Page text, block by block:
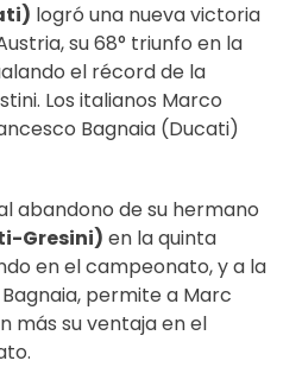
logró una nueva victoria
su 68° triunfo en la
el récord de la
Los italianos Marco
Bagnaia (Ducati)
abandono de su hermano
Gresini) en la quinta
en el campeonato, y a la
permite a Marc
más su ventaja en el